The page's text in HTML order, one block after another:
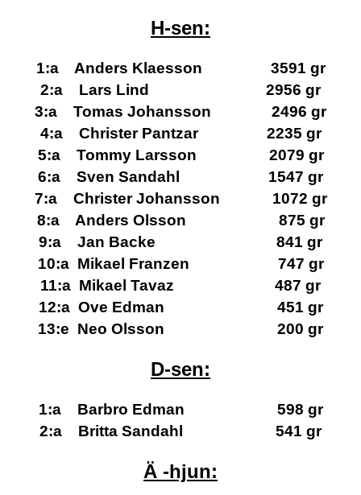
H-sen:
1:a Anders Klaesson 3591 gr
2:a Lars Lind 2956 gr
3:a Tomas Johansson 2496 gr
4:a Christer Pantzar 2235 gr
5:a Tommy Larsson 2079 gr
6:a Sven Sandahl 1547 gr
7:a Christer Johansson 1072 gr
8:a Anders Olsson 875 gr
9:a Jan Backe 841 gr
10:a Mikael Franzen 747 gr
11:a Mikael Tavaz 487 gr
12:a Ove Edman 451 gr
13:e Neo Olsson 200 gr
D-sen:
1:a Barbro Edman 598 gr
2:a Britta Sandahl 541 gr
Ä -hjun: